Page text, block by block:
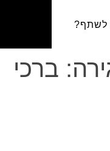
לשתף?
ברכי